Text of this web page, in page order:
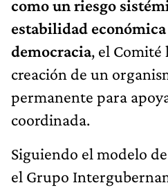
como un riesgo
estabilidad
democracia, el Comité
creación de un
permanente para
coordinada.
Siguiendo el modelo
el Grupo